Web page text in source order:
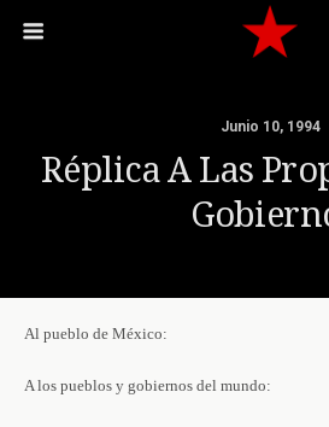
Junio 10, 1994
Réplica A Las
Al pueblo de México:
A los pueblos y gobiernos del mundo: